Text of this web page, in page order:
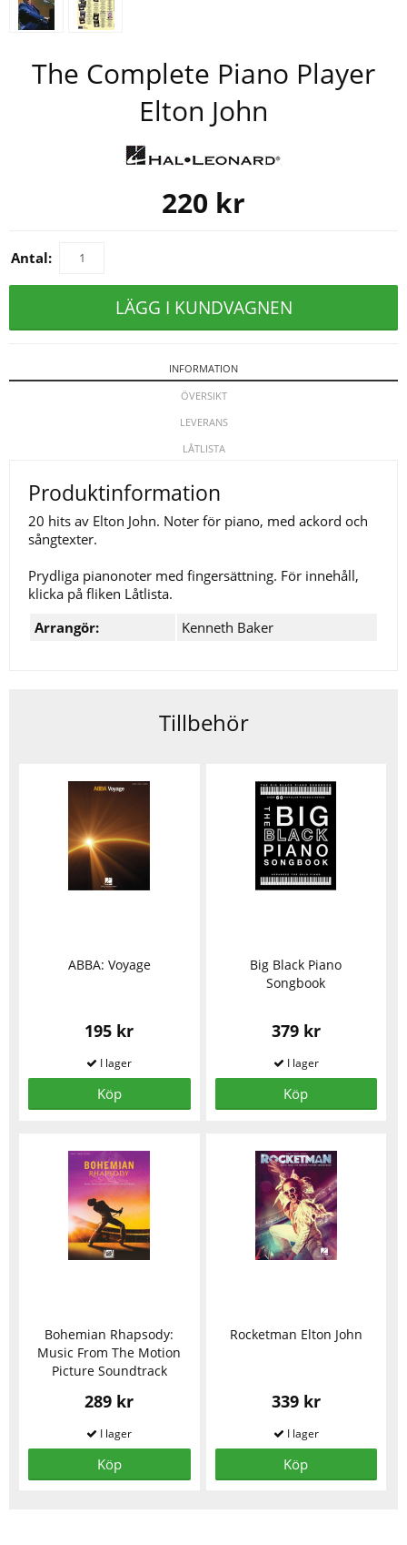
The Complete Piano Player
Elton John
220 kr
Antal:
LÄGG I KUNDVAGNEN
INFORMATION
ÖVERSIKT
LEVERANS
LÅTLISTA
Produktinformation
20 hits av Elton John. Noter för piano, med ackord och
sångtexter.
Prydliga pianonoter med fingersättning. För innehåll,
klicka på fliken Låtlista.
Arrangör:
Kenneth Baker
Tillbehör
ABBA: Voyage
195 kr
Köp
Big Black Piano
Songbook
379 kr
Köp
Bohemian Rhapsody:
Music From The Motion
Picture Soundtrack
289 kr
Köp
Rocketman Elton John
339 kr
Köp